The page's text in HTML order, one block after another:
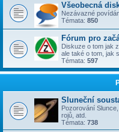
Všeobecná
Nezávazné
Témata: 850
Fórum pro
Diskuze o tom jak
ale také o tom, jak
Témata: 597
Sluneční
Pozorování
rojů, atd.
Témata: 738